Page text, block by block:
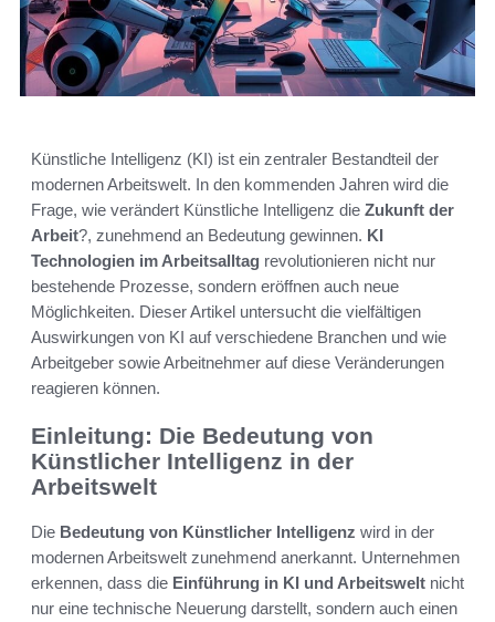
Künstliche Intelligenz (KI) ist ein zentraler Bestandteil der
modernen Arbeitswelt. In den kommenden Jahren wird die
Frage, wie verändert Künstliche Intelligenz die Zukunft der
Arbeit?, zunehmend an Bedeutung gewinnen. KI
Technologien im Arbeitsalltag revolutionieren nicht nur
bestehende Prozesse, sondern eröffnen auch neue
Möglichkeiten. Dieser Artikel untersucht die vielfältigen
Auswirkungen von KI auf verschiedene Branchen und wie
Arbeitgeber sowie Arbeitnehmer auf diese Veränderungen
reagieren können.
Einleitung: Die Bedeutung von
Künstlicher Intelligenz in der
Arbeitswelt
Die Bedeutung von Künstlicher Intelligenz wird in der
modernen Arbeitswelt zunehmend anerkannt. Unternehmen
erkennen, dass die Einführung in KI und Arbeitswelt nicht
nur eine technische Neuerung darstellt, sondern auch einen